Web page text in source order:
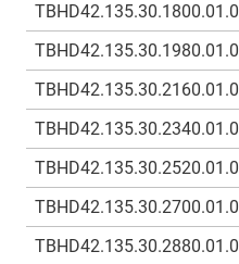
TBHD42.135.30.1800.01.0
TBHD42.135.30.1980.01.0
TBHD42.135.30.2160.01.0
TBHD42.135.30.2340.01.0
TBHD42.135.30.2520.01.0
TBHD42.135.30.2700.01.0
TBHD42.135.30.2880.01.0